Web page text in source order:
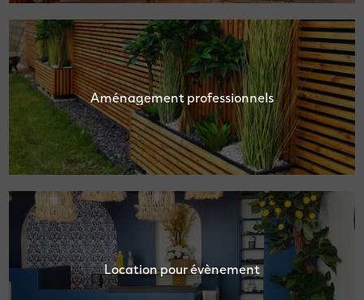
Aménagement professionnels
Location pour évènement